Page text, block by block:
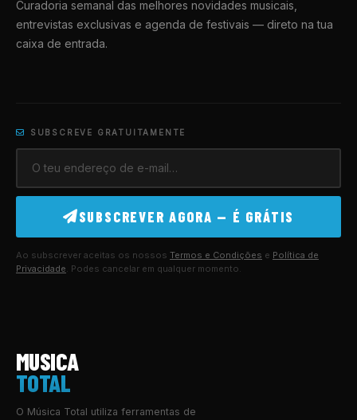
Curadoria semanal das melhores novidades musicais,
entrevistas exclusivas e agenda de festivais — direto na tua
caixa de entrada.
SUBSCREVE GRATUITAMENTE
SUBSCREVER AGORA — É GRÁTIS
Ao subscrever aceitas os nossos Termos e Condições e Política de
Privacidade . Podes cancelar em qualquer momento.
MUSICA
TOTAL
O Música Total utiliza ferramentas de